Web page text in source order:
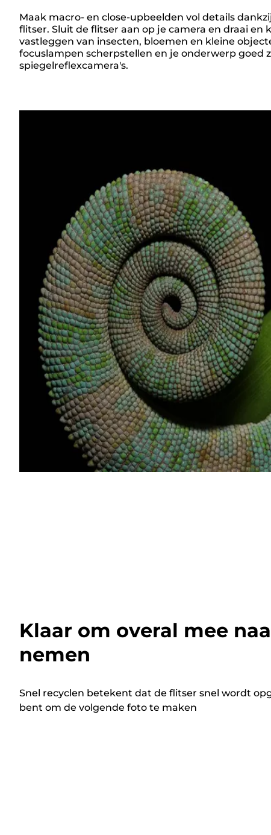
Overzicht
Maak macro- en close-upbeelden vol details
flitser. Sluit de flitser aan op je camera en draai
vastleggen van insecten, bloemen en kleine
focuslampen scherpstellen en je onderwerp goed
spiegelreflexcamera's.
Klaar om overal mee
nemen
Snel recyclen betekent dat de flitser snel wordt
bent om de volgende foto te maken